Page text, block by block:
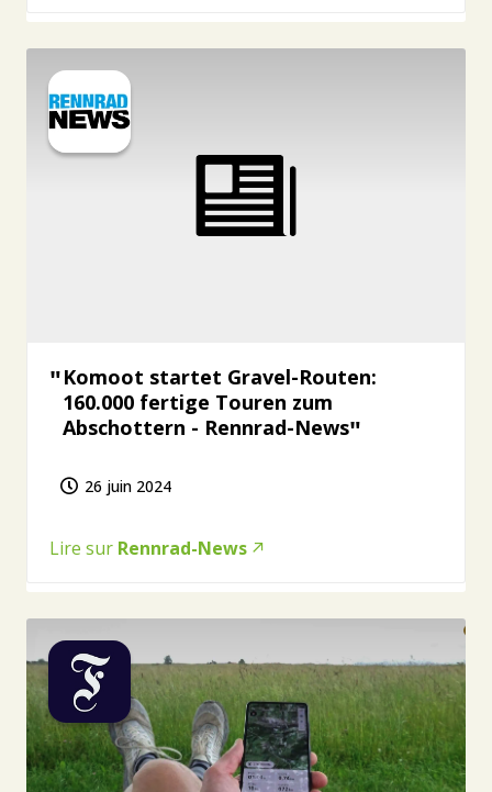
Komoot startet Gravel-Routen:
160.000 fertige Touren zum
Abschottern - Rennrad-News
26 juin 2024
Lire sur Rennrad-News